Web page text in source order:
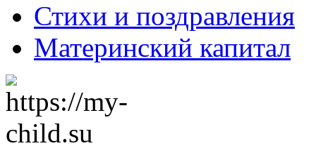
Стихи и поздравления
Материнский капитал